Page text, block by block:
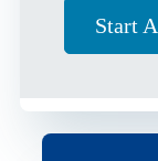
Start